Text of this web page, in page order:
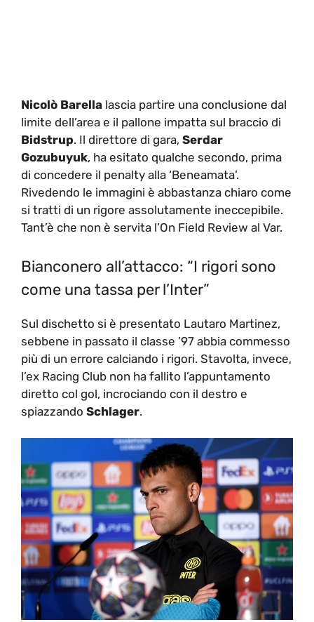
Nicolò Barella lascia partire una conclusione dal
limite dell’area e il pallone impatta sul braccio di
Bidstrup. Il direttore di gara, Serdar
Gozubuyuk, ha esitato qualche secondo, prima
di concedere il penalty alla ‘Beneamata’.
Rivedendo le immagini è abbastanza chiaro come
si tratti di un rigore assolutamente ineccepibile.
Tant’è che non è servita l’On Field Review al Var.
Bianconero all’attacco: “I rigori sono
come una tassa per l’Inter”
Sul dischetto si è presentato Lautaro Martinez,
sebbene in passato il classe ’97 abbia commesso
più di un errore calciando i rigori. Stavolta, invece,
l’ex Racing Club non ha fallito l’appuntamento
diretto col gol, incrociando con il destro e
spiazzando Schlager.